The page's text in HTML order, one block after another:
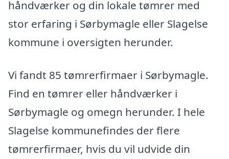
håndværker og din lokale tømrer med
stor erfaring i Sørbymagle eller Slagelse
kommune i oversigten herunder.
Vi fandt 85 tømrerfirmaer i Sørbymagle.
Find en tømrer eller håndværker i
Sørbymagle og omegn herunder. I hele
Slagelse kommunefindes der flere
tømrerfirmaer, hvis du vil udvide din